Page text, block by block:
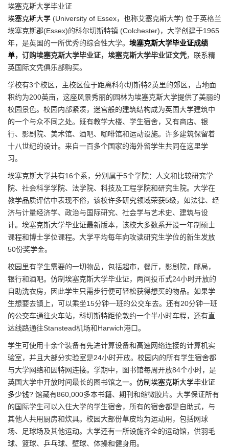
埃塞克斯大学毕业证
埃塞克斯大学 (University of Essex，也称艾塞克斯大学) 位于英格兰
埃塞克斯郡(Essex)的科尔切斯特镇 (Colchester)，大学创建于1965
年，是英国的一所优秀的综合性大学。 埃塞克斯大学毕业证成绩
单，订购埃塞克斯大学毕业证，埃塞克斯大学毕业证文凭，联系精
英国际文凭俱乐部购买。
学校有3个校区，主校区位于距离科尔切斯特2英里的郊区，占地面
积约为200英亩，这座风景秀丽的园林为埃塞克斯大学提供了美丽的
校园景色。校园内部紧凑，迷宫般的建筑结构成为英国大学建筑中
的一个与众不同之处。既有教学大楼、学生宿舍，又有商店、银
行、影剧院、美术馆、酒吧、咖啡馆和运动设施。许多建筑保留着
十八世纪的设计。来自一百多个国家的海外留学生共同在这里学
习。
埃塞克斯大学共有16个系，分别属于5个学院：人文和比较研究学
院、社会科学学院、法学院、科技及工程学院和研究生院。大学在
教学品质评估中表现不俗，该校许多研究领域荣获5级，如法律、经
济与计量经济学、政治与国际研究、社会学与艺术史、建筑与设
计。埃塞克斯大学毕业证最新版本，该校大多数系开设一年制硕士
课程和博士学位课程。大学平均每年向攻读研究生学位的新生发放
50份奖学金。
校园里有学生需要的一切物品，包括超市，餐厅，影剧院，邮局，
银行和酒吧。仿制埃塞克斯大学毕业证，两间投币式24小时开放的
自助洗衣房，因此学生只需步行便可轻松获得想买的物品。如果学
生想要去镇上，可以乘坐15分钟一班的公交车去。还有20分钟一班
的公交车通往火车站，科切斯特距伦敦约一个半小时车程，还有直
达线路通往Stanstead机场和Harwich港口。
学生可使用十余个装备有先进计算设备和高速网络连接的计算机实
验室，并且大部分实验室是24小时开放。校园内的所有学生宿舍都
与大学网络和因特网连接。学期中，图书馆每周开放84个小时，是
英国大学中开放时间最长的图书馆之一。 仿制埃塞克斯大学毕业证
多少钱? 馆藏有860,000多本书籍、期刊和缩微胶片。大学保证所有
的国际学生可以入住大学的学生宿舍，所有的宿舍都是自助式，与
其他人共用厨房和炊具。校园大部份草皮均为运动用，包括网球
场、足球场及其他运动。大学还有一所设施齐全的运动馆，供羽毛
球、篮球、乒乓球、壁球、体操和健身用。